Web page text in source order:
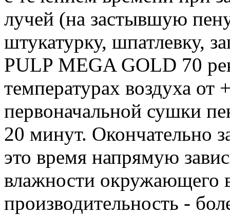
лучей (на застывшую
штукатурку, шпатлевку,
PULP MEGA GOLD 70
температурах воздуха
первоначальной сушки
20 минут. Окончательно
это время напрямую
влажности окружающего
производительность -